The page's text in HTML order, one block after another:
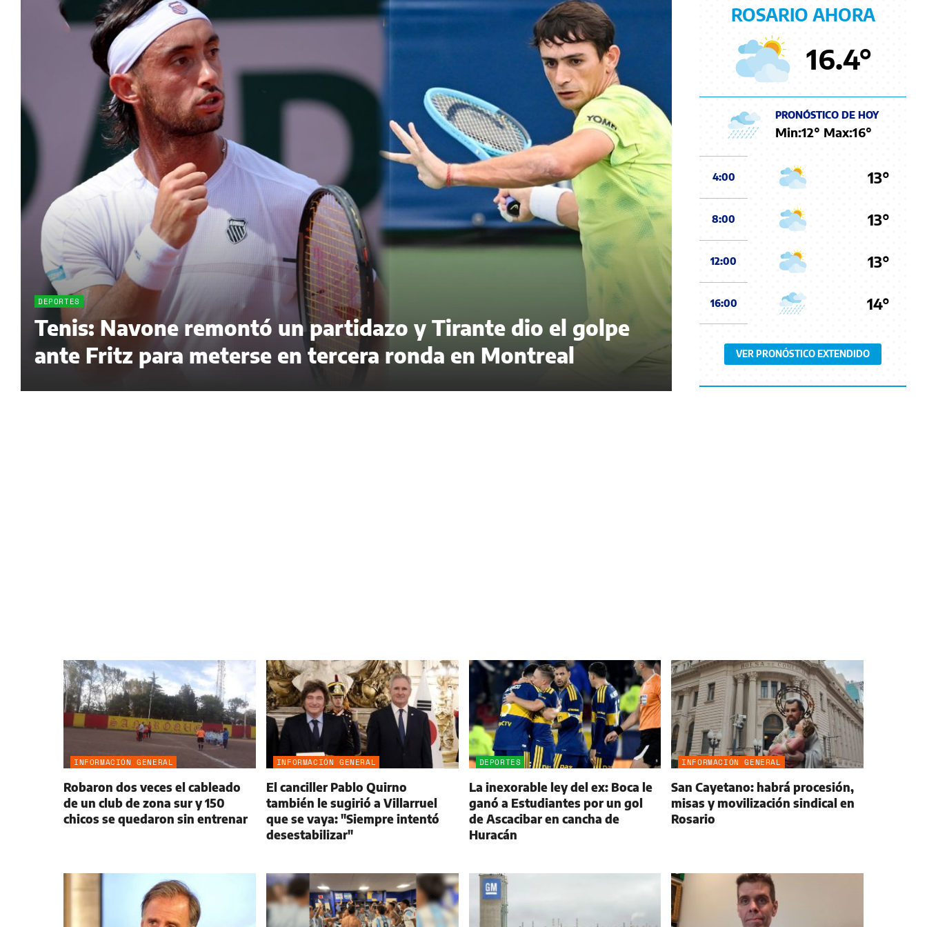
DEPORTES
Tenis: Navone remontó un partidazo y Tirante dio el golpe
ante Fritz para meterse en tercera ronda en Montreal
ROSARIO AHORA
16.4°
PRONÓSTICO DE HOY
Min:12° Max:16°
4:00 13°
8:00 13°
12:00 13°
16:00 14°
VER PRONÓSTICO EXTENDIDO
INFORMACIÓN GENERAL
Robaron dos veces el cableado
de un club de zona sur y 150
chicos se quedaron sin entrenar
INFORMACIÓN GENERAL
El canciller Pablo Quirno
también le sugirió a Villarruel
que se vaya: "Siempre intentó
desestabilizar"
DEPORTES
La inexorable ley del ex: Boca le
ganó a Estudiantes por un gol
de Ascacibar en cancha de
Huracán
INFORMACIÓN GENERAL
San Cayetano: habrá procesión,
misas y movilización sindical en
Rosario